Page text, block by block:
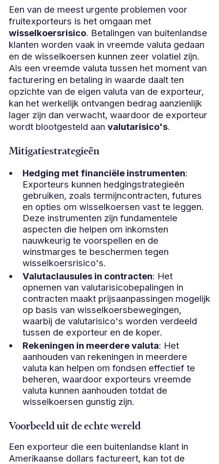
Een van de meest urgente problemen voor
fruitexporteurs is het omgaan met
wisselkoersrisico. Betalingen van buitenlandse
klanten worden vaak in vreemde valuta gedaan
en de wisselkoersen kunnen zeer volatiel zijn.
Als een vreemde valuta tussen het moment van
facturering en betaling in waarde daalt ten
opzichte van de eigen valuta van de exporteur,
kan het werkelijk ontvangen bedrag aanzienlijk
lager zijn dan verwacht, waardoor de exporteur
wordt blootgesteld aan valutarisico's.
Mitigatiestrategieën
Hedging met financiële instrumenten:
Exporteurs kunnen hedgingstrategieën
gebruiken, zoals termijncontracten, futures
en opties om wisselkoersen vast te leggen.
Deze instrumenten zijn fundamentele
aspecten die helpen om inkomsten
nauwkeurig te voorspellen en de
winstmarges te beschermen tegen
wisselkoersrisico's.
Valutaclausules in contracten: Het
opnemen van valutarisicobepalingen in
contracten maakt prijsaanpassingen mogelijk
op basis van wisselkoersbewegingen,
waarbij de valutarisico's worden verdeeld
tussen de exporteur en de koper.
Rekeningen in meerdere valuta: Het
aanhouden van rekeningen in meerdere
valuta kan helpen om fondsen effectief te
beheren, waardoor exporteurs vreemde
valuta kunnen aanhouden totdat de
wisselkoersen gunstig zijn.
Voorbeeld uit de echte wereld
Een exporteur die een buitenlandse klant in
Amerikaanse dollars factureert, kan tot de